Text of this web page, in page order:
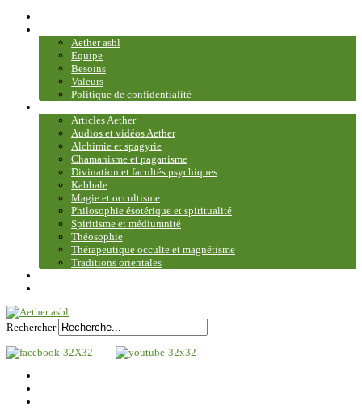
Aether asbl
Equipe
Besoins
Valeurs
Politique de confidentialité
Articles Aether
Audios et vidéos Aether
Alchimie et spagyrie
Chamanisme et paganisme
Divination et facultés psychiques
Kabbale
Magie et occultisme
Philosophie ésotérique et spiritualité
Spiritisme et médiumnité
Théosophie
Thérapeutique occulte et magnétisme
Traditions orientales
Rechercher